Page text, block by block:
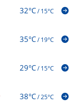
32°C/15°C
35°C/19°C
29°C/15°C
38°C/25°C